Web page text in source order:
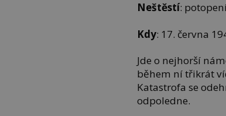
Neštěstí:
Kdy: 17. června
Jde o nejhorší
během ní třikrát
Katastrofa se
odpoledne.